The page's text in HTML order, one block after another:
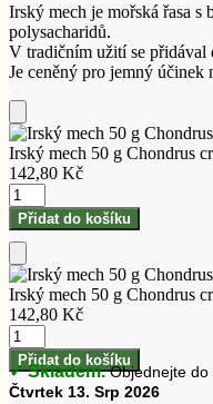
Irský mech je mořská řasa s
polysacharidů.
V tradičním užití se přidával
Je ceněný pro jemný účinek
Přidat
do
košíku
Irský mech 50 g Chondrus
142,80 Kč
Irský
mech
50
Chondrus
crispus
–
Carrageen
množství
Přidat do košíku
Přidat
do
košíku
Irský mech 50 g Chondrus
142,80 Kč
Irský
mech
50
g
Přidat do košíku
✓ Skladem. Objednejte do
Čtvrtek 13. Srp 2026